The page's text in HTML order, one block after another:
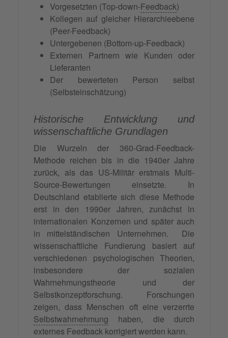
Vorgesetzten (Top-down-Feedback)
Kollegen auf gleicher Hierarchieebene
(Peer-Feedback)
Untergebenen (Bottom-up-Feedback)
Externen Partnern wie Kunden oder
Lieferanten
Der bewerteten Person selbst
(Selbsteinschätzung)
Historische Entwicklung und
wissenschaftliche Grundlagen
Die Wurzeln der 360-Grad-Feedback-
Methode reichen bis in die 1940er Jahre
zurück, als das US-Militär erstmals Multi-
Source-Bewertungen einsetzte. In
Deutschland etablierte sich diese Methode
erst in den 1990er Jahren, zunächst in
internationalen Konzernen und später auch
in mittelständischen Unternehmen. Die
wissenschaftliche Fundierung basiert auf
verschiedenen psychologischen Theorien,
insbesondere der sozialen
Wahrnehmungstheorie und der
Selbstkonzeptforschung. Forschungen
zeigen, dass Menschen oft eine verzerrte
Selbstwahrnehmung haben, die durch
externes Feedback korrigiert werden kann.